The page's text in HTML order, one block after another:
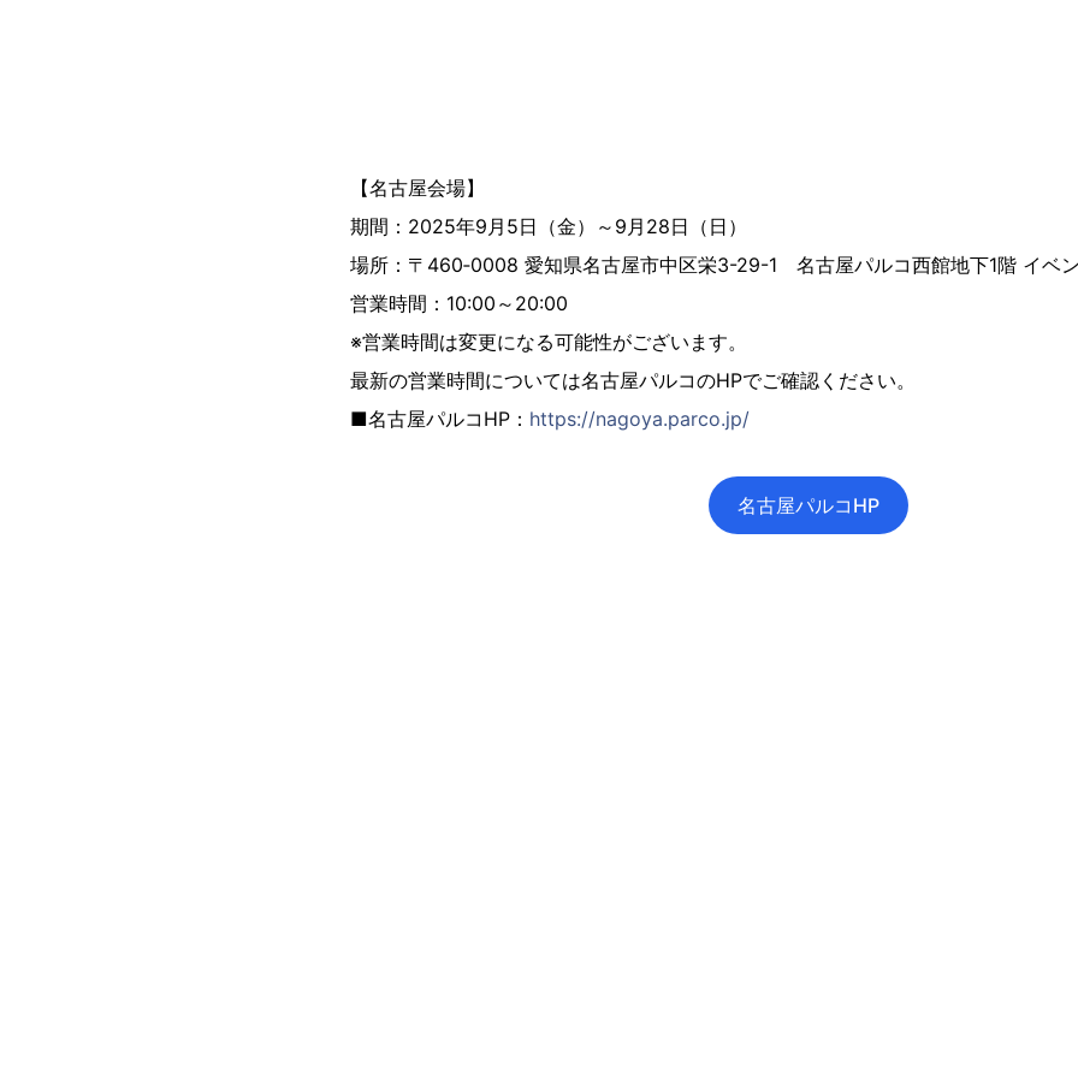
【名古屋会場】
期間：2025年9月5日（金）～9月28日（日）
場所：〒460‐0008 愛知県名古屋市中区栄3-29-1 名古屋パルコ西館地下1階 イベ
営業時間：10:00～20:00
※営業時間は変更になる可能性がございます。
最新の営業時間については名古屋パルコのHPでご確認ください。
■名古屋パルコHP： https://nagoya.parco.jp/
名古屋パルコHP